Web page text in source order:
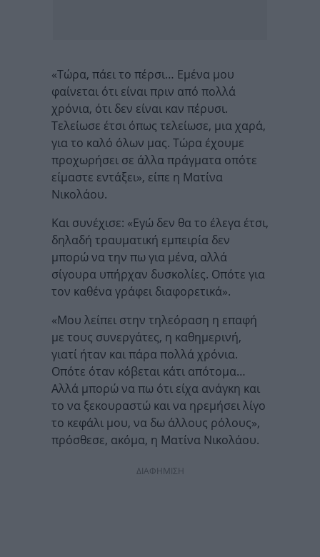
«Τώρα, πάει το πέρσι… Εμένα μου
φαίνεται ότι είναι πριν από πολλά
χρόνια, ότι δεν είναι καν πέρυσι.
Τελείωσε έτσι όπως τελείωσε, μια χαρά,
για το καλό όλων μας. Τώρα έχουμε
προχωρήσει σε άλλα πράγματα οπότε
είμαστε εντάξει», είπε η Ματίνα
Νικολάου.
Και συνέχισε: «Εγώ δεν θα το έλεγα έτσι,
δηλαδή τραυματική εμπειρία δεν
μπορώ να την πω για μένα, αλλά
σίγουρα υπήρχαν δυσκολίες. Οπότε για
τον καθένα γράφει διαφορετικά».
«Μου λείπει στην τηλεόραση η επαφή
με τους συνεργάτες, η καθημερινή,
γιατί ήταν και πάρα πολλά χρόνια.
Οπότε όταν κόβεται κάτι απότομα…
Αλλά μπορώ να πω ότι είχα ανάγκη και
το να ξεκουραστώ και να ηρεμήσει λίγο
το κεφάλι μου, να δω άλλους ρόλους»,
πρόσθεσε, ακόμα, η Ματίνα Νικολάου.
ΔΙΑΦΗΜΙΣΗ